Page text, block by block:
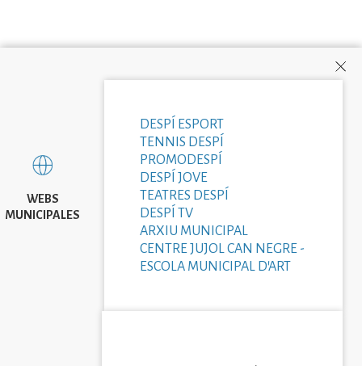
WEBS
MUNICIPALES
DESPÍ ESPORT
TENNIS DESPÍ
PROMODESPÍ
DESPÍ JOVE
TEATRES DESPÍ
DESPÍ TV
ARXIU MUNICIPAL
CENTRE JUJOL CAN NEGRE -
ESCOLA MUNICIPAL D'ART